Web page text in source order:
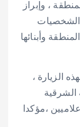
، وإبراز
الشخصيات
وأبنائها
الزيارة ،
الشرقية
،مؤكدا